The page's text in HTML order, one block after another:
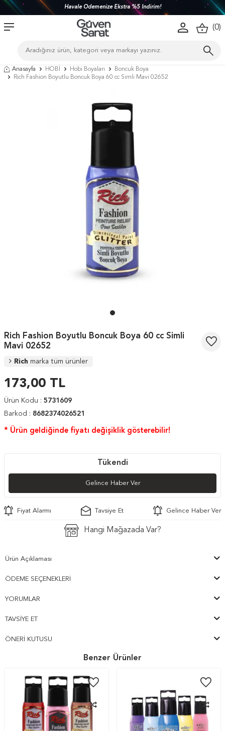
Havale Ödemenize Ekstra %5 İndirim!
(0)
Anasayfa HOBİ Hobi Boyaları
Boncuk Boya
Rich Fashion Boyutlu Boncuk Boya 60 cc Simli Mavi 02652
Rich Fashion Boyutlu Boncuk Boya 60 cc Simli
Mavi 02652
Rich marka tüm ürünler
173,00 TL
Ürün Kodu : 5731609
Barkod : 8682374026521
* Ürün geldiğinde fiyatı değişiklik gösterebilir!
Tükendi
Gelince Haber Ver
Fiyat Alarmı Tavsiye Et Gelince Haber Ver
Hangi Mağazada Var?
Ürün Açıklaması
ÖDEME SEÇENEKLERI
YORUMLAR
TAVSIYE ET
ÖNERI KUTUSU
Benzer Ürünler